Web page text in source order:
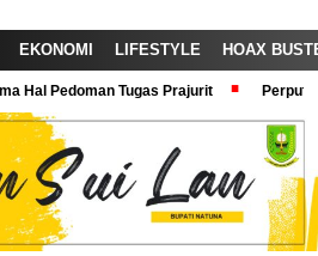
EKONOMI LIFESTYLE HOAX
Hal Pedoman Tugas Prajurit